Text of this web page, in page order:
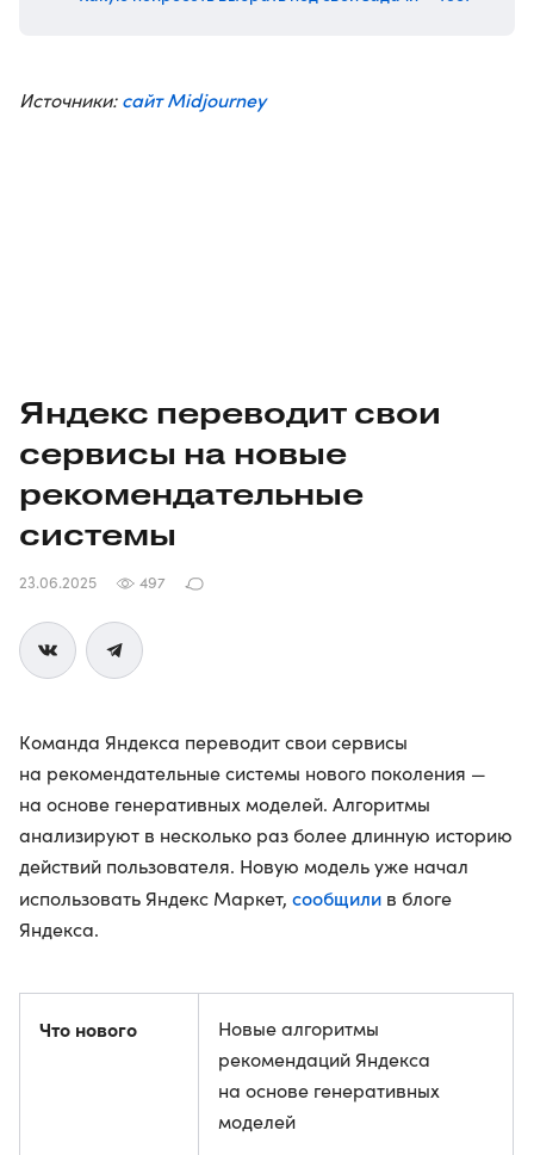
Источники:сайт Midjourney
Яндекс переводит свои
сервисы на новые
рекомендательные
системы
23.06.2025 497
Команда Яндекса переводит свои сервисы
на рекомендательные системы нового поколения —
на основе генеративных моделей. Алгоритмы
анализируют в несколько раз более длинную историю
действий пользователя. Новую модель уже начал
использовать Яндекс Маркет, сообщили в блоге
Яндекса.
Что нового
Новые алгоритмы
рекомендаций Яндекса
на основе генеративных
моделей